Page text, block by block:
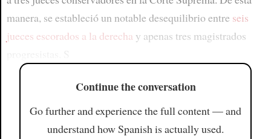
manera, se estableció un notable desequilibrio entre seis
jueces escorados a la derecha y apenas tres magistrados
Continue the conversation
Go further and experience the full content — and
understand how Spanish is actually used.